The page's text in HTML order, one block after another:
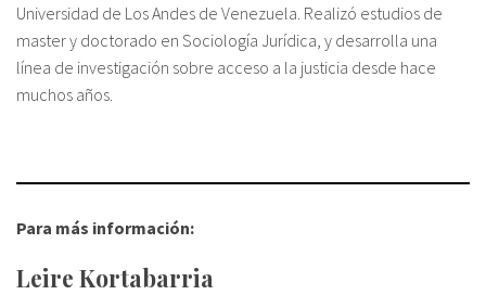
Universidad de Los Andes de Venezuela. Realizó estudios de
master y doctorado en Sociología Jurídica, y desarrolla una
línea de investigación sobre acceso a la justicia desde hace
muchos años.
Para más información:
Leire Kortabarria